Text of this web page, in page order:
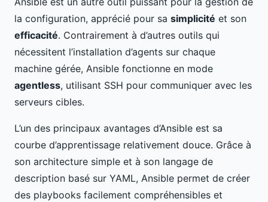
la configuration, apprécié pour sa simplicité et son
efficacité. Contrairement à d’autres outils qui
nécessitent l’installation d’agents sur chaque
machine gérée, Ansible fonctionne en mode
agentless, utilisant SSH pour communiquer avec les
serveurs cibles.
L’un des principaux avantages d’Ansible est sa
courbe d’apprentissage relativement douce. Grâce à
son architecture simple et à son langage de
description basé sur YAML, Ansible permet de créer
des playbooks facilement compréhensibles et